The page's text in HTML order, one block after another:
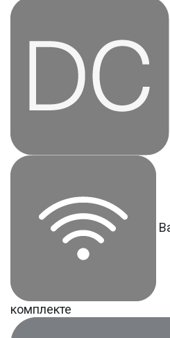
комплекте